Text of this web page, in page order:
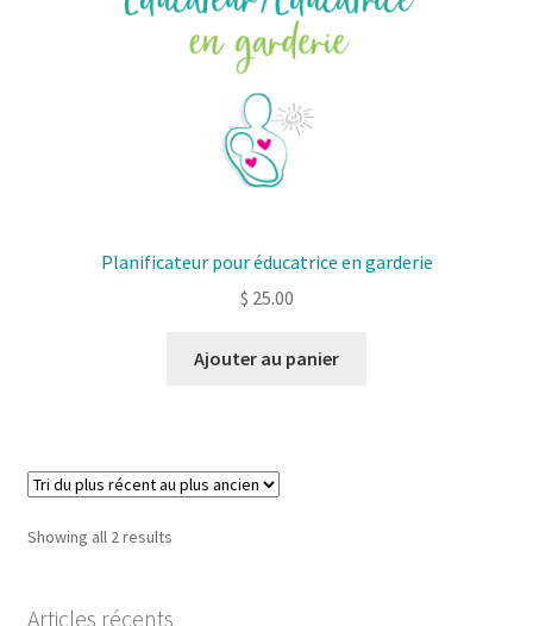
Planificateur pour éducatrice en garderie
$ 25.00
Ajouter au panier
Showing all 2 resultsSorted
Articles récents